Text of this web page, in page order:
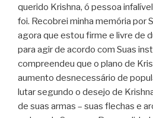
querido Krishna, ó pessoa
foi. Recobrei minha memória por
agora que estou firme e livre de
para agir de acordo com Suas
compreendeu que o plano de
aumento desnecessário de
lutar segundo o desejo de
de suas armas – suas flechas e